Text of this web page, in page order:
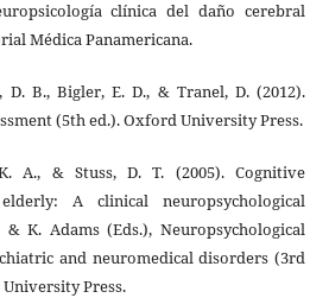
clínica del daño cerebral
Médica Panamericana.
D. B., Bigler, E. D., & Tranel, D. (2012).
(5th ed.). Oxford University Press.
A., & Stuss, D. T. (2005). Cognitive
A clinical neuropsychological
K. Adams (Eds.), Neuropsychological
and neuromedical disorders (3rd
University Press.